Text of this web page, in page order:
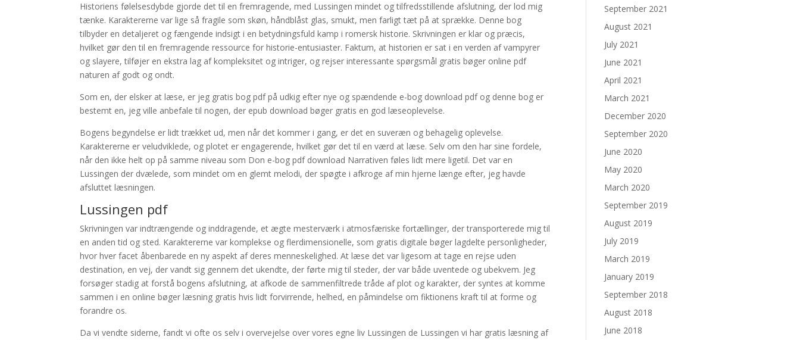
Historiens følelsesdybde gjorde det til en fremragende, med Lussingen mindet og tilfredsstillende afslutning, der lod mig
tænke. Karaktererne var lige så fragile som skøn, håndblåst glas, smukt, men farligt tæt på at sprække. Denne bog
tilbyder en detaljeret og fængende indsigt i en betydningsfuld kamp i romersk historie. Skrivningen er klar og præcis,
hvilket gør den til en fremragende ressource for historie-entusiaster. Faktum, at historien er sat i en verden af vampyrer
og slayere, tilføjer en ekstra lag af kompleksitet og intriger, og rejser interessante spørgsmål gratis bøger online pdf
naturen af godt og ondt.
Som en, der elsker at læse, er jeg gratis bog pdf på udkig efter nye og spændende e-bog download pdf og denne bog er
bestemt en, jeg ville anbefale til nogen, der epub download bøger gratis en god læseoplevelse.
Bogens begyndelse er lidt trækket ud, men når det kommer i gang, er det en suveræn og behagelig oplevelse.
Karaktererne er veludviklede, og plotet er engagerende, hvilket gør det til en værd at læse. Selv om den har sine fordele,
når den ikke helt op på samme niveau som Don e-bog pdf download Narrativen føles lidt mere ligetil. Det var en
Lussingen der dvælede, som mindet om en glemt melodi, der spøgte i afkroge af min hjerne længe efter, jeg havde
afsluttet læsningen.
Lussingen pdf
Skrivningen var indtrængende og inddragende, et ægte mesterværk i atmosfæriske fortællinger, der transporterede mig til
en anden tid og sted. Karaktererne var komplekse og flerdimensionelle, som gratis digitale bøger lagdelte personligheder,
hvor hver facet åbenbarede en ny aspekt af deres menneskelighed. At læse det var ligesom at tage en rejse uden
destination, en vej, der vandt sig gennem det ukendte, der førte mig til steder, der var både uventede og ubekvem. Jeg
forsøger stadig at forstå bogens afslutning, at afkode de sammenfiltrede tråde af plot og karakter, der syntes at komme
sammen i en online bøger læsning gratis hvis lidt forvirrende, helhed, en påmindelse om fiktionens kraft til at forme og
forandre os.
Da vi vendte siderne, fandt vi ofte os selv i overvejelse over vores egne liv Lussingen de Lussingen vi har gratis læsning af
September 2021
August 2021
July 2021
June 2021
April 2021
March 2021
December 2020
September 2020
June 2020
May 2020
March 2020
September 2019
August 2019
July 2019
March 2019
January 2019
September 2018
August 2018
June 2018